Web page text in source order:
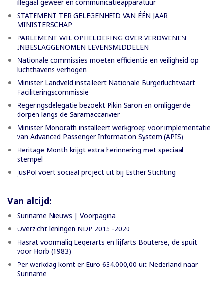
illegaal geweer en communicatieapparatuur
STATEMENT TER GELEGENHEID VAN ÉÉN JAAR
MINISTERSCHAP
PARLEMENT WIL OPHELDERING OVER VERDWENEN
INBESLAGGENOMEN LEVENSMIDDELEN
Nationale commissies moeten efficiëntie en veiligheid op
luchthavens verhogen
Minister Landveld installeert Nationale Burgerluchtvaart
Faciliteringscommissie
Regeringsdelegatie bezoekt Pikin Saron en omliggende
dorpen langs de Saramaccarivier
Minister Monorath installeert werkgroep voor implementatie
van Advanced Passenger Information System (APIS)
Heritage Month krijgt extra herinnering met speciaal
stempel
JusPol voert sociaal project uit bij Esther Stichting
Van altijd:
Suriname Nieuws | Voorpagina
Overzicht leningen NDP 2015 -2020
Hasrat voormalig Legerarts en lijfarts Bouterse, de spuit
voor Horb (1983)
Per werkdag komt er Euro 634.000,00 uit Nederland naar
Suriname